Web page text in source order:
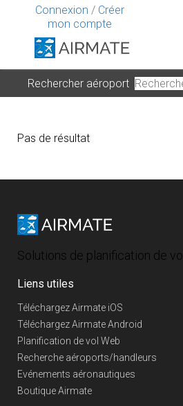
Connexion / Créer
mon compte
Rechercher aéroport
Pas de résultat
Solutions de planification de vol
Liens utiles
Téléchargez Airmate iOS
Téléchargez Airmate Android
Planification de vol Web
Recherche aéroports/handleurs
Evénements aéronautiques
Boutique Airmate